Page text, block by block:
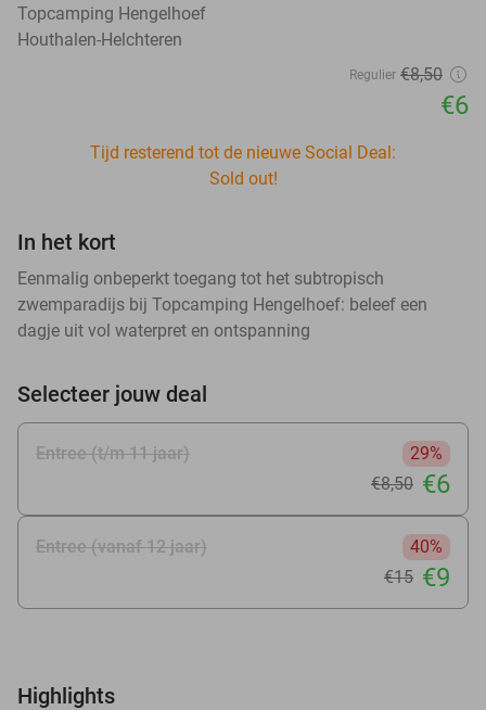
Topcamping Hengelhoef
Houthalen-Helchteren
Regulier €8,50
€6
Tijd resterend tot de nieuwe Social Deal:
Sold out!
In het kort
Eenmalig onbeperkt toegang tot het subtropisch
zwemparadijs bij Topcamping Hengelhoef: beleef een
dagje uit vol waterpret en ontspanning
Selecteer jouw deal
Entree (t/m 11 jaar)
29%
€8,50 €6
Entree (vanaf 12 jaar)
40%
€15 €9
Highlights